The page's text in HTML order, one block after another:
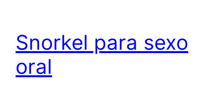
Snorkel para sexo
oral